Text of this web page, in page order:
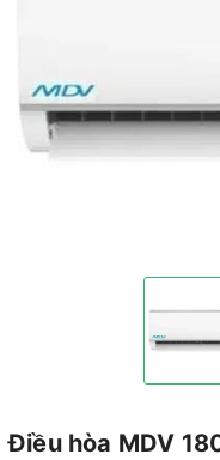
Điều hòa MDV